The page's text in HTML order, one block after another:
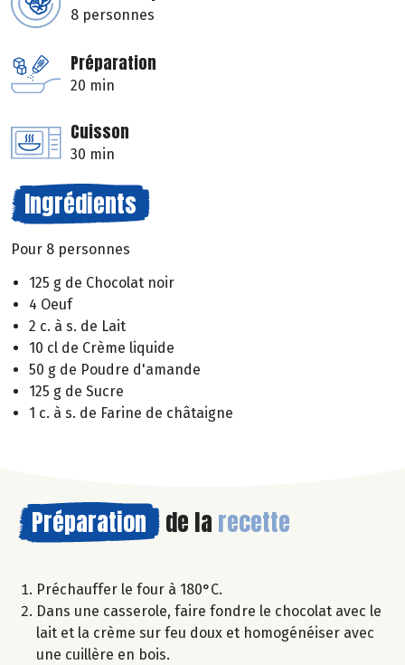
8 personnes
Préparation
20 min
Cuisson
30 min
Ingrédients
Pour 8 personnes
125 g de Chocolat noir
4 Oeuf
2 c. à s. de Lait
10 cl de Crème liquide
50 g de Poudre d'amande
125 g de Sucre
1 c. à s. de Farine de châtaigne
Préparation de la recette
Préchauffer le four à 180°C.
Dans une casserole, faire fondre le chocolat avec le
lait et la crème sur feu doux et homogénéiser avec
une cuillère en bois.